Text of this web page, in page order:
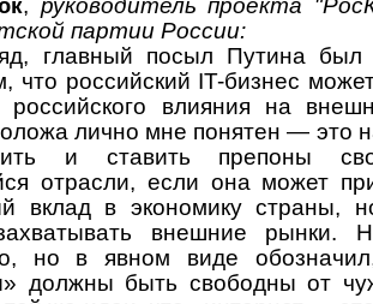
, руководитель проекта
партии России:
главный посыл Путина был
что российский IT-бизнес
российского влияния на
лично мне понятен — это
и ставить препоны
отрасли, если она может
вклад в экономику страны,
внешние рынки.
но в явном виде
должны быть свободны от